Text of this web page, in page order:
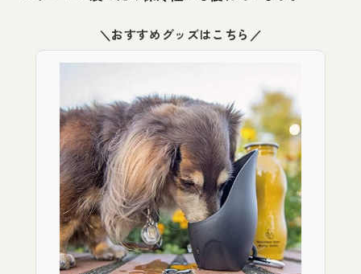
＼おすすめグッズはこちら／